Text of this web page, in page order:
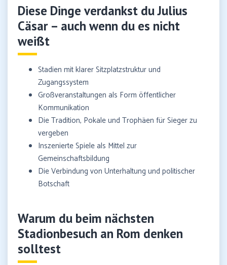
Diese Dinge verdankst du Julius
Cäsar – auch wenn du es nicht
weißt
Stadien mit klarer Sitzplatzstruktur und
Zugangssystem
Großveranstaltungen als Form öffentlicher
Kommunikation
Die Tradition, Pokale und Trophäen für Sieger zu
vergeben
Inszenierte Spiele als Mittel zur
Gemeinschaftsbildung
Die Verbindung von Unterhaltung und politischer
Botschaft
Warum du beim nächsten
Stadionbesuch an Rom denken
solltest